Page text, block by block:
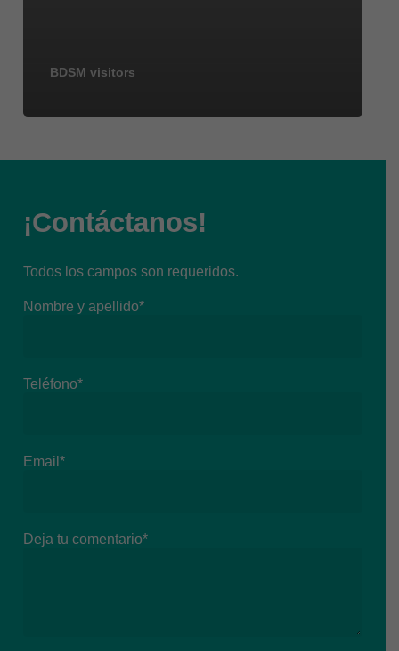
BDSM visitors
¡Contáctanos!
Todos los campos son requeridos.
Nombre y apellido*
Teléfono*
Email*
Deja tu comentario*